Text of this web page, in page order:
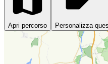
Apri percorso Personalizza